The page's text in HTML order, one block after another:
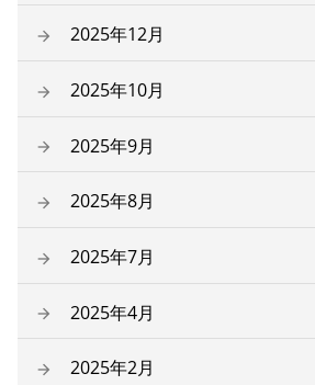
2025年12月
2025年10月
2025年9月
2025年8月
2025年7月
2025年4月
2025年2月